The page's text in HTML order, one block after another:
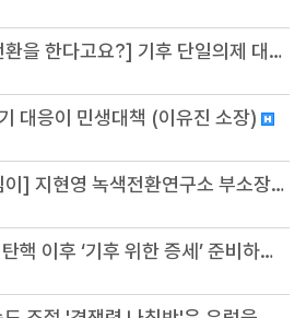
[민중의소리] [녹색전환을 한다고요?] 기후 단일의제 대선 TV토론회 개최를 요구한다 (오용석 팀장)
대응이 민생대책 (이유진 소장)
[이코리아] [지구지킴이] 지현영 녹색전환연구소 부소장 (지현영 부소장)
[김병권의 그린컬러] 탄핵 이후 ‘기후 위한 증세’ 준비하자 (김병권 연구위원)